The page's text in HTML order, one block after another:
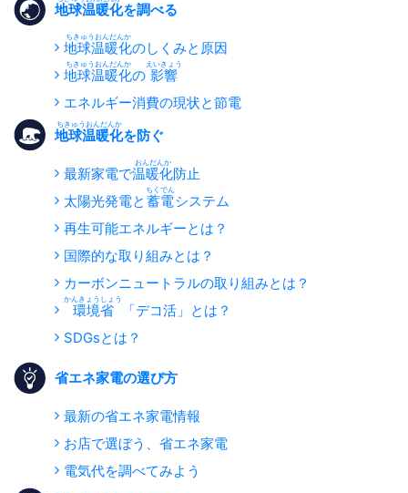
地球温暖化を調べる
地球温暖化のしくみと原因
地球温暖化の 影響
エネルギー消費の現状と節電
地球温暖化を防ぐ
最新家電で温暖化防止
太陽光発電と 蓄電システム
再生可能エネルギーとは？
国際的な取り組みとは？
カーボンニュートラルの取り組みとは？
環境省
「デコ活」とは？
SDGsとは？
省エネ家電の選び方
最新の省エネ家電情報
お店で選ぼう、省エネ家電
電気代を調べてみよう